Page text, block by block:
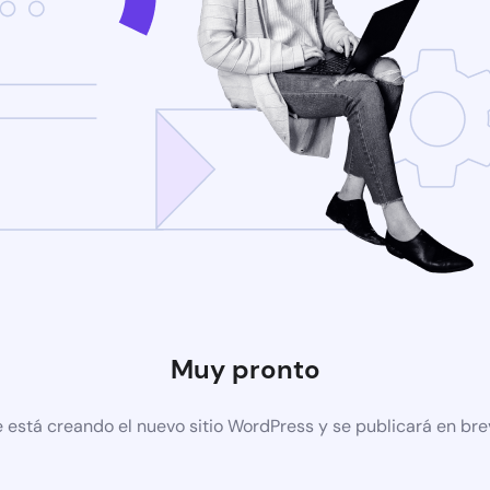
Muy pronto
está creando el nuevo sitio WordPress y se publicará en